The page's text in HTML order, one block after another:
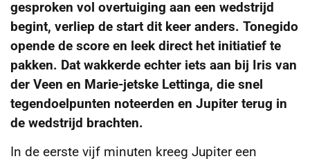
gesproken vol overtuiging aan een wedstrijd
begint, verliep de start dit keer anders. Tonegido
opende de score en leek direct het initiatief te
pakken. Dat wakkerde echter iets aan bij Iris van
der Veen en Marie-jetske Lettinga, die snel
tegendoelpunten noteerden en Jupiter terug in
de wedstrijd brachten.
In de eerste vijf minuten kreeg Jupiter een